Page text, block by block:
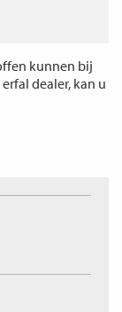
kunnen bij
dealer, kan u